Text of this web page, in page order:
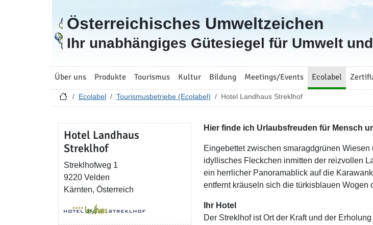
Zur Startseite
Österreichisches Umweltzeichen
Ihr unabhängiges Gütesiegel für Umwelt
Über uns Produkte Tourismus Kultur Bildung Meetings/Events Ecolabel
Ecolabel Tourismusbetriebe (Ecolabel) Hotel Landhaus Streklhof
Hotel Landhaus
Streklhof
Streklhofweg 1
9220 Velden
Kärnten, Österreich
Hier finde ich Urlaubsfreuden für Mensch
Eingebettet zwischen smaragdgrünen
idyllisches Fleckchen inmitten der reizvollen
ein herrlicher Panoramablick auf die
entfernt kräuseln sich die türkisblauen
Ihr Hotel
Der Streklhof ist Ort der Kraft und der